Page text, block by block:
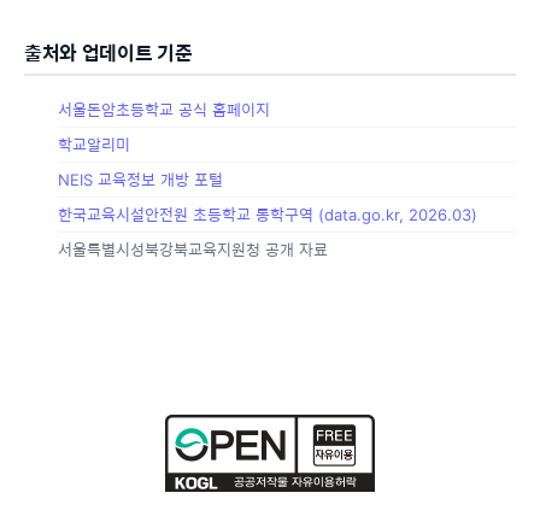
출처와 업데이트 기준
서울돈암초등학교 공식 홈페이지
학교알리미
NEIS 교육정보 개방 포털
한국교육시설안전원 초등학교 통학구역 (data.go.kr, 2026.03)
서울특별시성북강북교육지원청 공개 자료